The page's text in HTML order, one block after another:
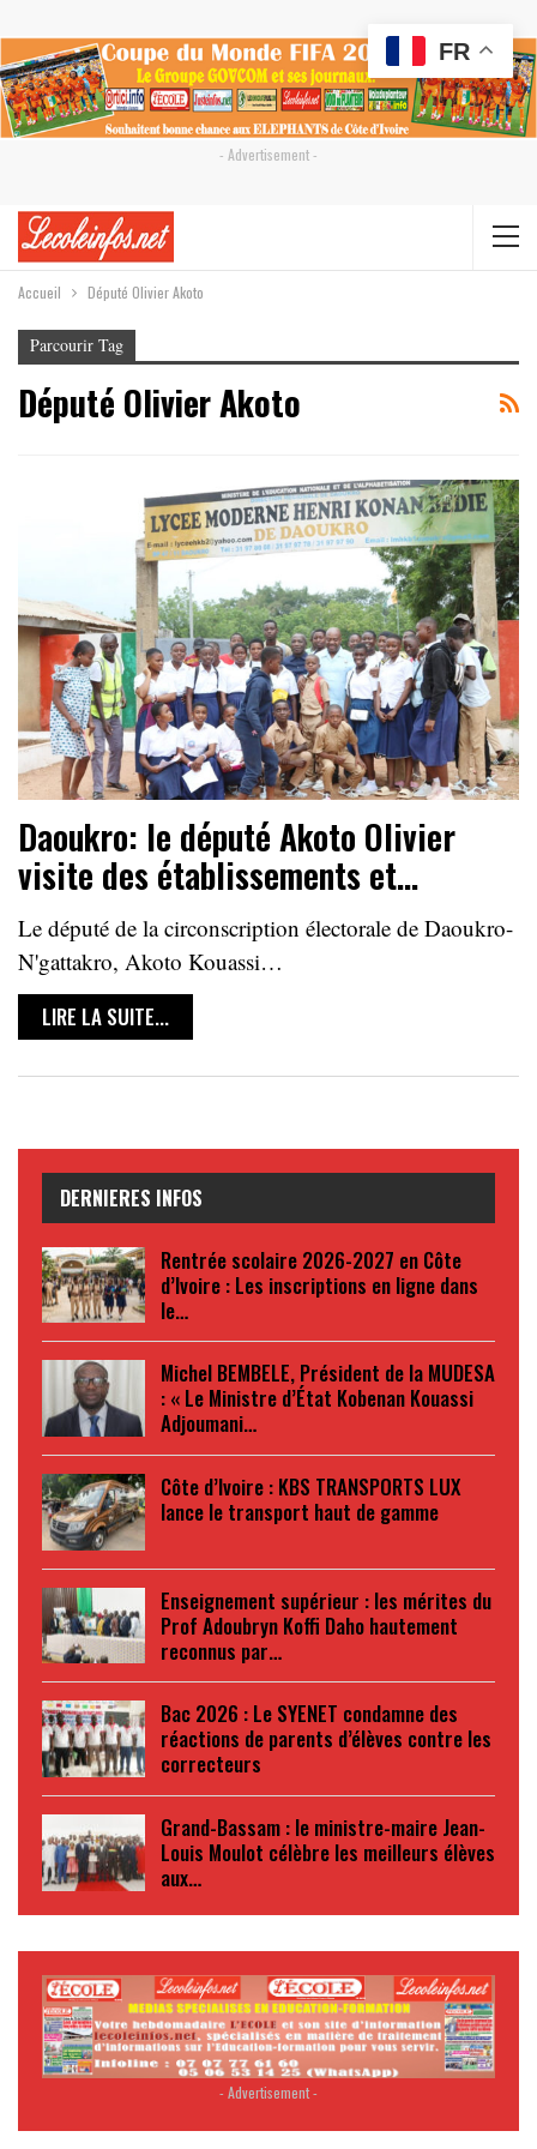
- Advertisement -
Accueil Député Olivier Akoto
Parcourir Tag
Député Olivier Akoto
Daoukro: le député Akoto Olivier
visite des établissements et…
Le député de la circonscription électorale de Daoukro-
N'gattakro, Akoto Kouassi…
LIRE LA SUITE...
DERNIERES INFOS
Rentrée scolaire 2026-2027 en Côte
d’Ivoire : Les inscriptions en ligne dans
le…
Michel BEMBELE, Président de la MUDESA
: « Le Ministre d’État Kobenan Kouassi
Adjoumani…
Côte d’Ivoire : KBS TRANSPORTS LUX
lance le transport haut de gamme
Enseignement supérieur : les mérites du
Prof Adoubryn Koffi Daho hautement
reconnus par…
Bac 2026 : Le SYENET condamne des
réactions de parents d’élèves contre les
correcteurs
Grand-Bassam : le ministre-maire Jean-
Louis Moulot célèbre les meilleurs élèves
aux…
- Advertisement -
FR